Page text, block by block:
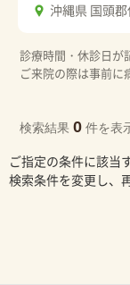
沖縄県 国頭
診療時間・休診日が
ご来院の際は事前に
検索結果 0 件を表
ご指定の条件に該当
検索条件を変更し、